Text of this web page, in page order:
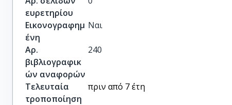
ευρετηρίου
Εικονογραφημ
ένη
Ναι
Αρ.
βιβλιογραφικ
ών αναφορών
240
Τελευταία
τροποποίηση
πριν από 7 έτη